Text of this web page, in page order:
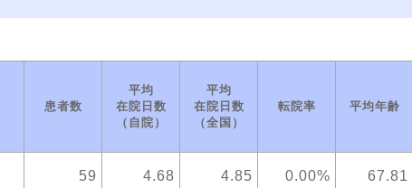
患者数
平均
在院日数
（自院）
平均
在院日数
（全国）
転院率 平均年齢
59 4.68 4.85 0.00% 67.81